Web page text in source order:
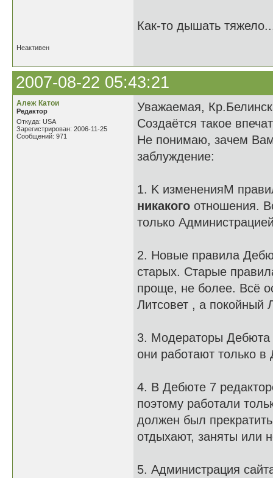
Как-то дышать
Неактивен
2007-08-22 05:43:21
Алеж Катои
Редактор
Откуда: USA
Зарегистрирован: 2006-11-25
Сообщений: 971
Уважаемая,
Создаётся такое
Не понимаю, зачем Вам
заблуждение:
1. K измененияM
никакого отношения.
только
2. Новые правила
старых. Старые
проще, не более. Всё
Литсовет , а покойный
3. Модераторы Дебюта
они работают только в
4. В Дебюте 7
поэтому работали
должен был
отдыхают, заняты или
5. Администрация